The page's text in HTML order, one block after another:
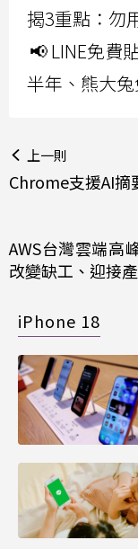
揭3重點：勿
📢 LINE免費
半年、熊大
上一則
Chrome支援AI摘
AWS台灣雲端高
改變缺工、迎接
iPhone 18